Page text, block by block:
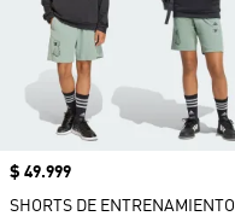
Precio
$ 49.999
SHORTS DE ENTRENAMIENTO